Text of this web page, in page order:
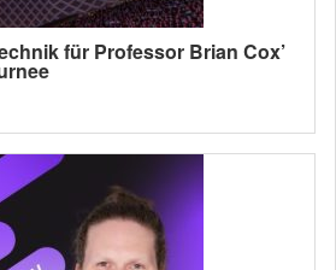
für Professor Brian Cox’